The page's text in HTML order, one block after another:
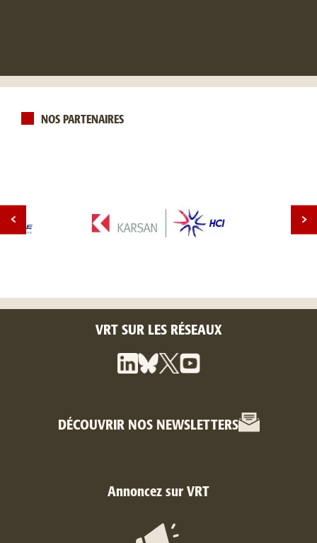
NOS PARTENAIRES
VRT SUR LES RÉSEAUX
DÉCOUVRIR NOS NEWSLETTERS
Annoncez sur VRT